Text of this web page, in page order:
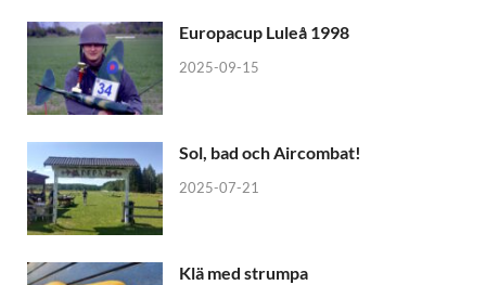
Europacup Luleå 1998
2025-09-15
Sol, bad och Aircombat!
2025-07-21
Klä med strumpa